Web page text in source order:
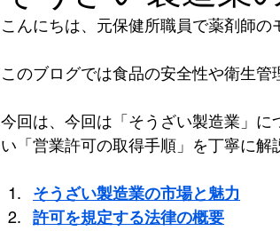
こんにちは、元保健所職員で薬剤師の
このブログでは食品の安全性や衛生管
今回は、今回は「そうざい製造業」
い「営業許可の取得手順」を丁寧に解
そうざい製造業の市場と魅力
許可を規定する法律の概要